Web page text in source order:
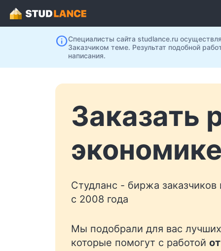
infoСпециалисты сайта studlance.ru
Заказчиком теме. Результат подобной
написания.
Заказать
Студланс - биржа заказчиков
с 2008 года
Мы подобрали для вас
которые помогут с работой